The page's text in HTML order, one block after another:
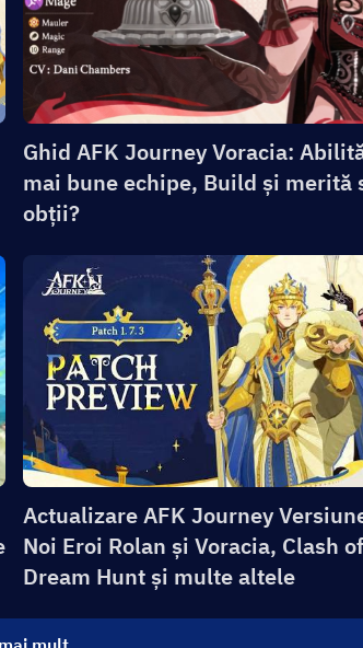
Ghid AFK Journey Voracia:
mai bune echipe, Build și merită
obții?
Actualizare AFK Journey
Noi Eroi Rolan și Voracia, Clash
Dream Hunt și multe altele